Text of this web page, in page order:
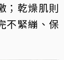
；乾燥肌則
不緊繃、保